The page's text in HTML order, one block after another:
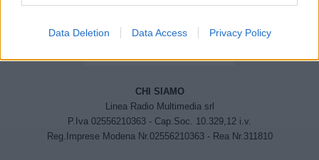
Data Deletion Data Access Privacy Policy
CHI SIAMO
Linea Radio Multimedia srl
P.Iva 02556210363 - Cap.Soc. 10.329,12 i.v.
Reg.Imprese Modena Nr.02556210363 - Rea Nr.311810